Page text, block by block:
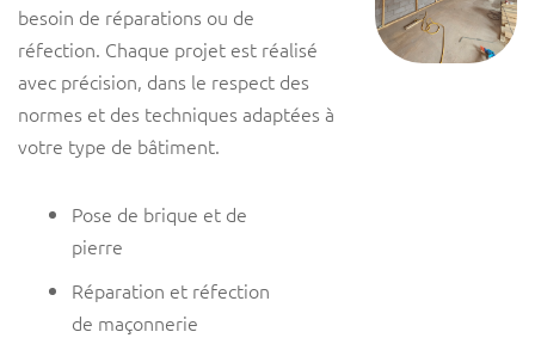
besoin de réparations ou de
réfection. Chaque projet est réalisé
avec précision, dans le respect des
normes et des techniques adaptées à
votre type de bâtiment.
Pose de brique et de
pierre
Réparation et réfection
de maçonnerie